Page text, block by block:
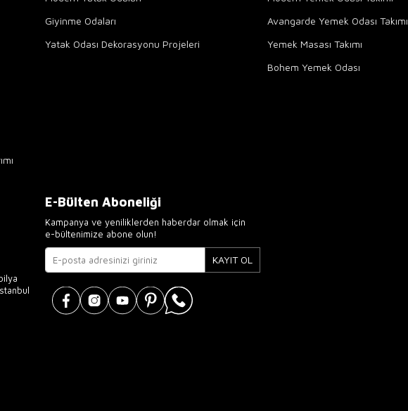
Giyinme Odaları
Yatak Odası Dekorasyonu Projeleri
Avangarde Yemek Odası Takımı
Yemek Masası Takımı
Bohem Yemek Odası
E-Bülten Aboneliği
Kampanya ve yeniliklerden haberdar olmak için
e-bültenimize abone olun!
KAYIT OL